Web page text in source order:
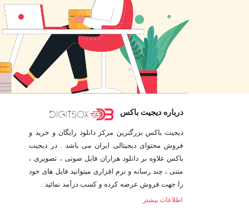
درباره دیجیت باکس
دیجیت باکس بزرگترین مرکز دانلود رایگان و خرید و
فروش محتوای دیجیتالی ایران می باشد . در دیجیت
باکس علاوه بر دانلود هزاران فایل صوتی ، تصویری ،
متنی ، چند رسانه و نرم افزاری میتوانید فایل های خود
را جهت فروش عرضه کرده و کسب درآمد نمائید .
اطلاعات بیشتر